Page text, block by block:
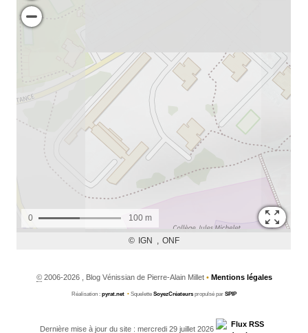
©2006-2026 , Blog Vénissian de Pierre-Alain Millet • Mentions légales
Réalisation : pyrat.net • Squelette SoyezCréateurs propulsé par SPIP
Dernière mise à jour du site : mercredi 29 juillet 2026